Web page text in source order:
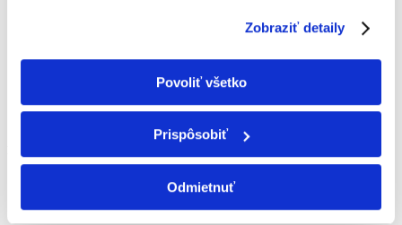
Zobraziť detaily
Povoliť všetko
Prispôsobiť
Odmietnuť
Poskytujeme služby v oblasti klimatizácie,
Západného Slovenska s primárnym pôsobením
na Záhorí.